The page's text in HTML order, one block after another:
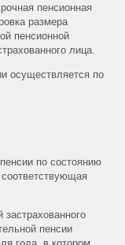
пенсионная
размера
пенсионной
лица.
осуществляется по
по состоянию
пенсии